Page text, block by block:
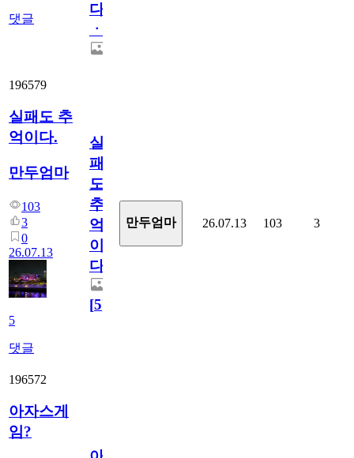
댓글
다
ㆍ
196579
실패도 추
억이다.
만두엄마
103
3
0
26.07.13
5
댓글
실
패
도
추
억
이
다.
[5]
만두엄마 26.07.13 103 3
196572
아자스게
임?